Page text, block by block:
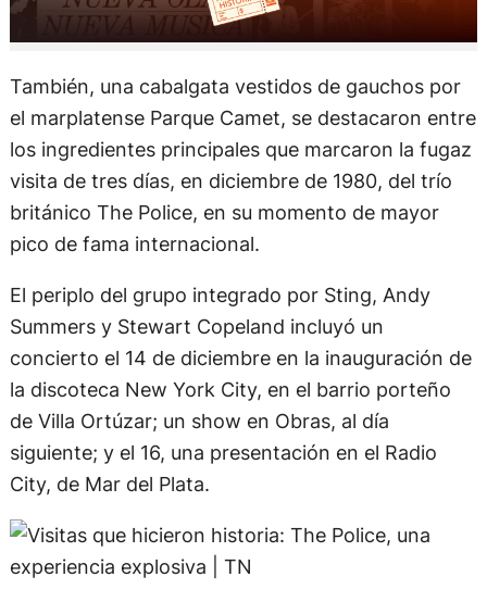
También, una cabalgata vestidos de gauchos por
el marplatense Parque Camet, se destacaron entre
los ingredientes principales que marcaron la fugaz
visita de tres días, en diciembre de 1980, del trío
británico The Police, en su momento de mayor
pico de fama internacional.
El periplo del grupo integrado por Sting, Andy
Summers y Stewart Copeland incluyó un
concierto el 14 de diciembre en la inauguración de
la discoteca New York City, en el barrio porteño
de Villa Ortúzar; un show en Obras, al día
siguiente; y el 16, una presentación en el Radio
City, de Mar del Plata.